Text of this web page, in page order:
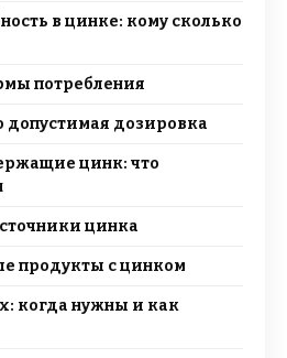
в цинке: кому сколько
потребления
допустимая дозировка
цинк: что
цинка
продукты с цинком
когда нужны и как